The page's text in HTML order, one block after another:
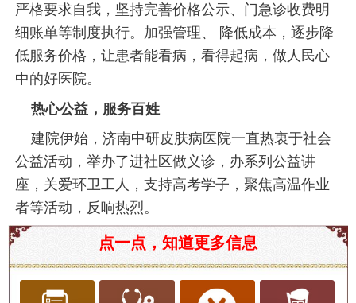
严格要求自我，坚持完善价格公示、门急诊收费明
细账单等制度执行。加强管理、 降低成本，逐步降
低服务价格，让患者能看病，看得起病，做人民心
中的好医院。
热心公益，服务百姓
建院伊始，济南中研皮肤病医院一直热衷于社会
公益活动，举办了进社区做义诊，办系列公益讲
座，关爱环卫工人，支持高考学子，聚焦高温作业
者等活动，反响热烈。
荨麻疹，又称风团、风疹，是一种常见的皮肤病，
其主要症状是皮肤上出现红色、瘙痒的斑块或肿
块。荨麻疹的主要原因包括过敏反应、感染、药物
点一点，知道更多信息